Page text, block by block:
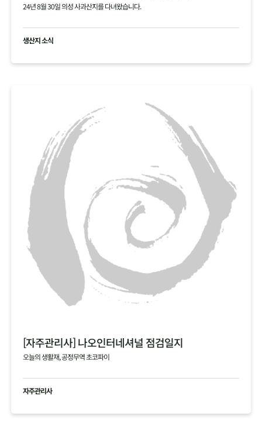
24년 8월 30일 의성 사과산지를 다녀왔습니다.
생산지 소식
[자주관리사] 나오인터네셔널 점검일지
오늘의 생활재, 공정무역 초코파이
자주관리사